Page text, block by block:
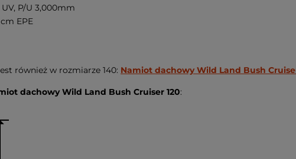
P/U 3,000mm
EPE
również w rozmiarze 140: Namiot dachowy Wild Land Bush
dachowy Wild Land Bush Cruiser 120: